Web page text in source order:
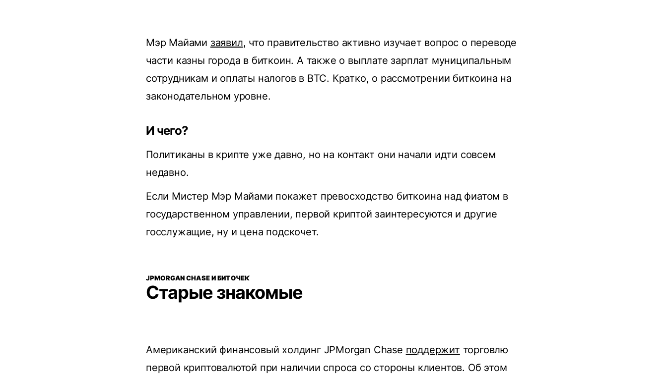
Мэр Майами заявил, что правительство активно изучает вопрос о переводе
части казны города в биткоин. А также о выплате зарплат муниципальным
сотрудникам и оплаты налогов в BTC. Кратко, о рассмотрении биткоина на
законодательном уровне.
И чего?
Политиканы в крипте уже давно, но на контакт они начали идти совсем
недавно.
Если Мистер Мэр Майами покажет превосходство биткоина над фиатом в
государственном управлении, первой криптой заинтересуются и другие
госслужащие, ну и цена подскочет.
JPMORGAN CHASE И БИТОЧЕК
Старые знакомые
Американский финансовый холдинг JPMorgan Chase поддержит торговлю
первой криптовалютой при наличии спроса со стороны клиентов. Об этом